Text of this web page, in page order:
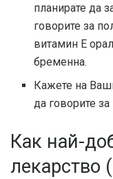
планирате да
говорите за
витамин Е
бременна.
Кажете на
да говорите
Как най-
лекарство